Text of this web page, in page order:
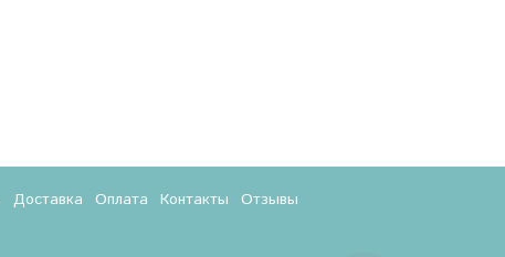
Доставка Оплата Контакты
Отзывы